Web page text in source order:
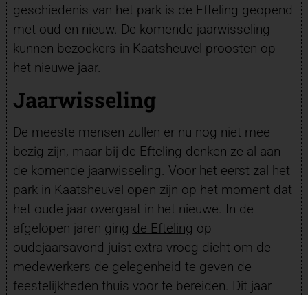
geschiedenis van het park is de Efteling geopend
met oud en nieuw. De komende jaarwisseling
kunnen bezoekers in Kaatsheuvel proosten op
het nieuwe jaar.
Jaarwisseling
De meeste mensen zullen er nu nog niet mee
bezig zijn, maar bij de Efteling denken ze al aan
de komende jaarwisseling. Voor het eerst zal het
park in Kaatsheuvel open zijn op het moment dat
het oude jaar overgaat in het nieuwe. In de
afgelopen jaren ging de Efteling op
oudejaarsavond juist extra vroeg dicht om de
medewerkers de gelegenheid te geven de
feestelijkheden thuis voor te bereiden. Dit jaar